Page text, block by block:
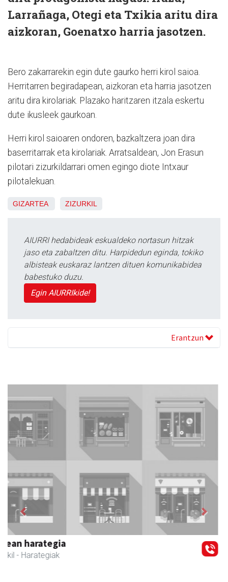
Larrañaga, Otegi eta Txikia aritu dira
aizkoran, Goenatxo harria jasotzen.
Bero zakarrarekin egin dute gaurko herri kirol saioa.
Herritarren begiradapean, aizkoran eta harria jasotzen
aritu dira kirolariak. Plazako haritzaren itzala eskertu
dute ikusleek gaurkoan.
Herri kirol saioaren ondoren, bazkaltzera joan dira
baserritarrak eta kirolariak. Arratsaldean, Jon Erasun
pilotari zizurkildarrari omen egingo diote Intxaur
pilotalekuan.
GIZARTEA ZIZURKIL
AIURRI hedabideak eskualdeko nortasun hitzak
jaso eta zabaltzen ditu. Harpidedun eginda, tokiko
albisteak euskaraz lantzen dituen komunikabidea
babestuko duzu.
Egin AIURRIkide!
Erantzun
Zubimusu Ikastola
Zizurkil - Hezkuntza
Previous